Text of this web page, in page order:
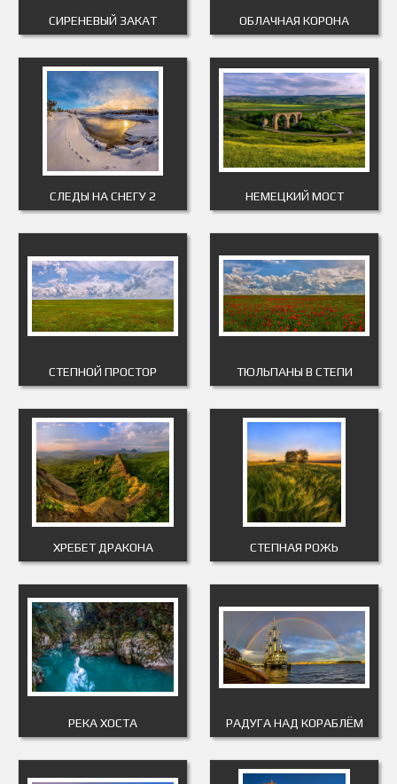
СИРЕНЕВЫЙ ЗАКАТ ОБЛАЧНАЯ КОРОНА
СЛЕДЫ НА СНЕГУ 2 НЕМЕЦКИЙ МОСТ
СТЕПНОЙ ПРОСТОР ТЮЛЬПАНЫ В СТЕПИ
ХРЕБЕТ ДРАКОНА СТЕПНАЯ РОЖЬ
РЕКА ХОСТА РАДУГА НАД КОРАБЛЁМ